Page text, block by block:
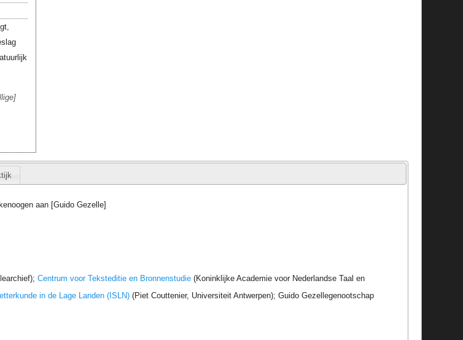
aan [Guido Gezelle]
Centrum voor Teksteditie en Bronnenstudie (Koninklijke Academie voor Nederlandse Taal en
in de Lage Landen (ISLN) (Piet Couttenier, Universiteit Antwerpen); Guido Gezellegenootschap